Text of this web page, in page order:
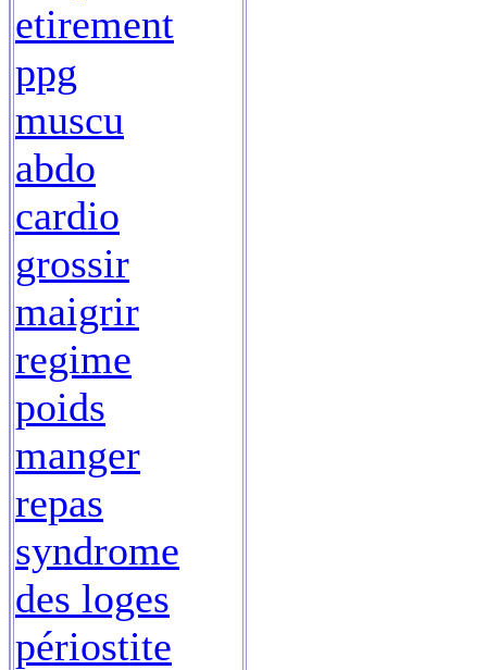
etirement
ppg
muscu
abdo
cardio
grossir
maigrir
regime
poids
manger
repas
syndrome
des loges
périostite